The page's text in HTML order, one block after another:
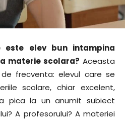
elev bun intampina
materie scolara? Aceasta
frecventa: elevul care se
scolare, chiar excelent,
pica la un anumit subiect
A profesorului? A materiei